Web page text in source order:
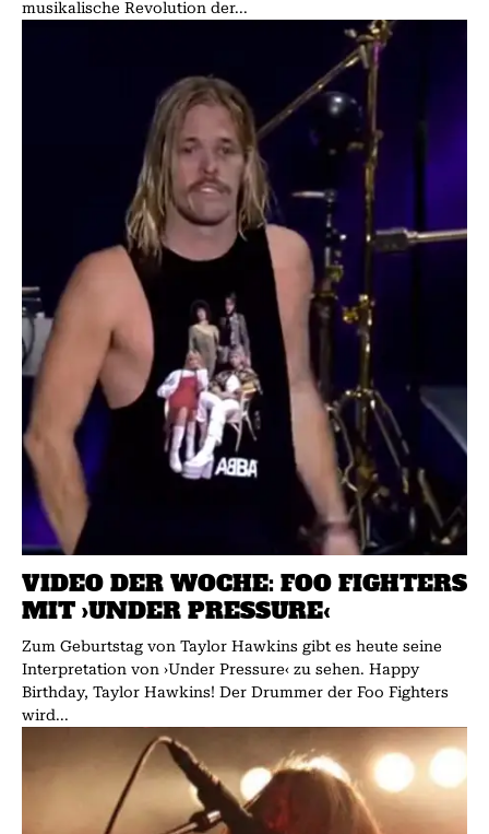
musikalische Revolution der...
VIDEO DER WOCHE: FOO FIGHTERS
MIT ›UNDER PRESSURE‹
Zum Geburtstag von Taylor Hawkins gibt es heute seine
Interpretation von ›Under Pressure‹ zu sehen. Happy
Birthday, Taylor Hawkins! Der Drummer der Foo Fighters
wird...